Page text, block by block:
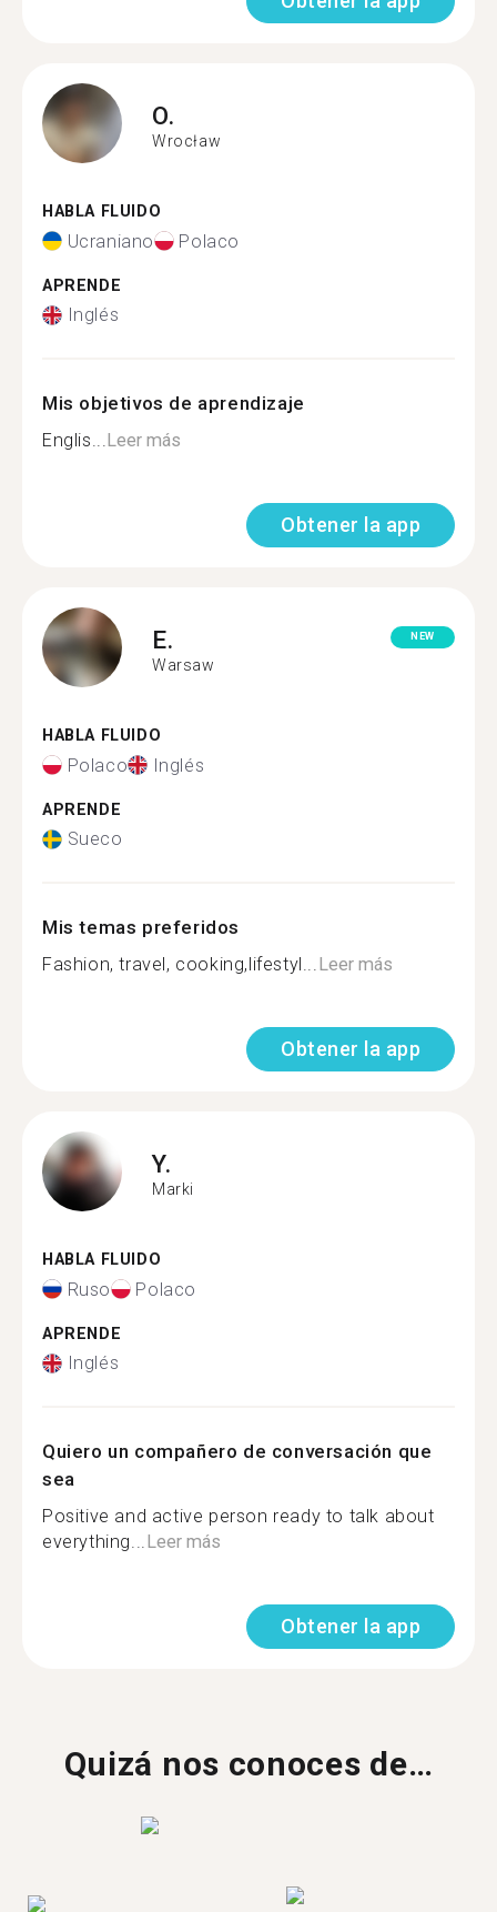
O.
Wrocław
HABLA FLUIDO
Ucraniano Polaco
APRENDE
Inglés
Mis objetivos de aprendizaje
Englis...Leer más
Obtener la app
E.
Warsaw
NEW
HABLA FLUIDO
Polaco Inglés
APRENDE
Sueco
Mis temas preferidos
Fashion, travel, cooking,lifestyl...Leer más
Obtener la app
Y.
Marki
HABLA FLUIDO
Ruso Polaco
APRENDE
Inglés
Quiero un compañero de conversación que
sea
Positive and active person ready to talk about
everything...Leer más
Obtener la app
Quizá nos conoces de…